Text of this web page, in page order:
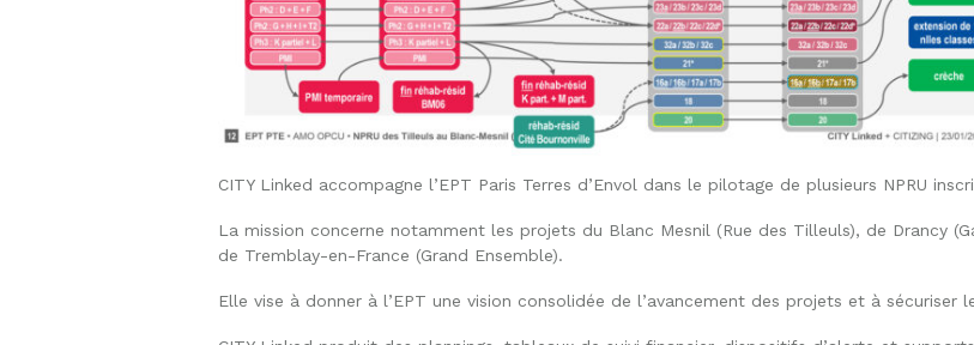
CITY Linked accompagne l’EPT Paris Terres d’Envol dans le pilotage de plusieurs NPRU
La mission concerne notamment les projets du Blanc Mesnil (Rue des Tilleuls), de Drancy
de Tremblay-en-France (Grand Ensemble).
Elle vise à donner à l’EPT une vision consolidée de l’avancement des projets et à sécuriser